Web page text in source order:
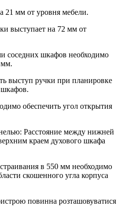
21 мм от уровня мебели.
выступает на 72 мм от
соседних шкафов необходимо
мм.
выступ ручки при планировке
шкафов.
обеспечить угол открытия
Расстояние между нижней
краем духового шкафа
в 550 мм необходимо
скошенного угла корпуса
повинна розташовуватися